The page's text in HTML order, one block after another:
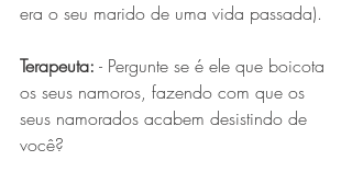
era o seu marido de uma vida passada).
Terapeuta: - Pergunte se é ele que boicota
os seus namoros, fazendo com que os
seus namorados acabem desistindo de
você?